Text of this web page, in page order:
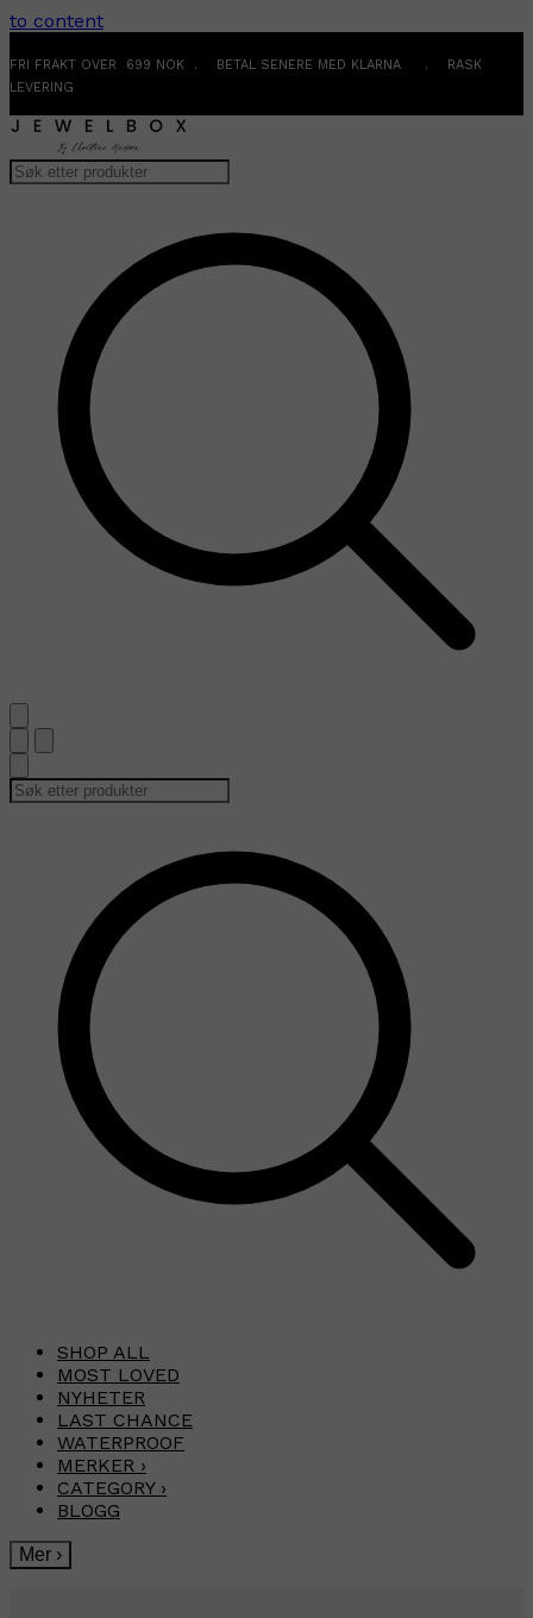
to content
FRI FRAKT OVER 699 NOK . BETAL SENERE MED KLARNA . RASK
LEVERING
SHOP ALL
MOST LOVED
NYHETER
LAST CHANCE
WATERPROOF
MERKER ›
CATEGORY ›
BLOGG
Mer ›